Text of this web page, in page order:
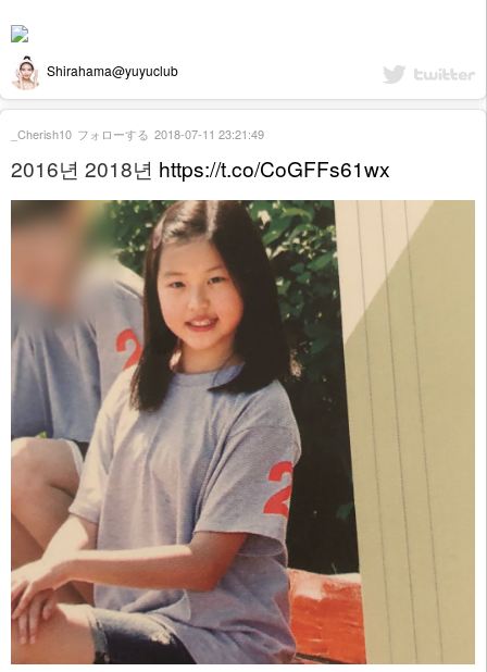
Shirahama@yuyuclub
2016년 2018년 https://t.co/CoGFFs61wx
_Cherish10 フォローする 2018-07-11 23:21:49